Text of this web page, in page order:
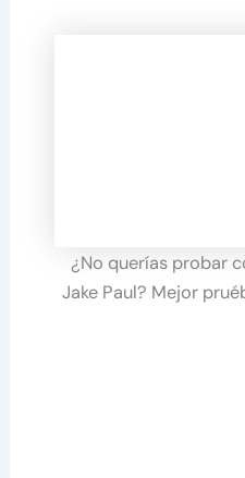
¿No querías probar
Jake Paul? Mejor